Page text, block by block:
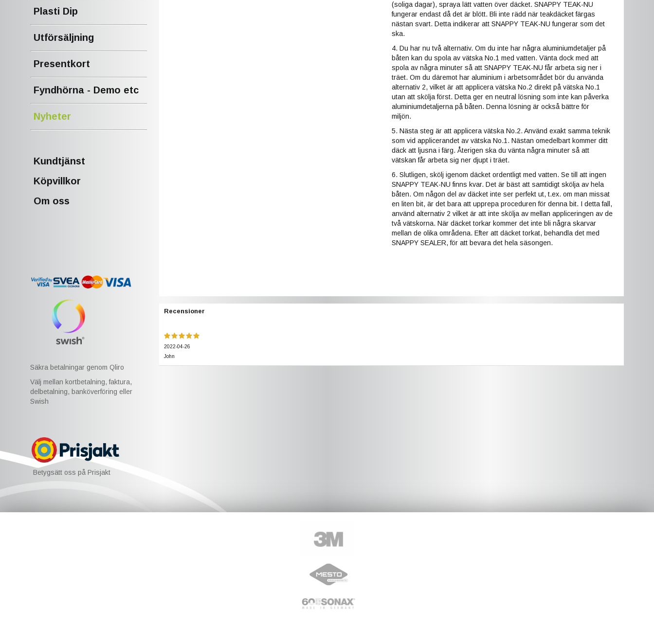
Plasti Dip
Utförsäljning
Presentkort
Fyndhörna - Demo etc
Nyheter
Kundtjänst
Köpvillkor
Om oss
Säkra betalningar genom Qliro
Välj mellan kortbetalning, faktura,
delbetalning, banköverföring eller
Swish
Betygsätt oss på Prisjakt
(soliga dagar), spraya lätt vatten över däcket. SNAPPY TEAK-NU
fungerar endast då det är blött. Bli inte rädd när teakdäcket färgas
nästan svart. Detta indikerar att SNAPPY TEAK-NU fungerar som det
ska.
4. Du har nu två alternativ. Om du inte har några aluminiumdetaljer på
båten kan du spola av vätska No.1 med vatten. Vänta dock med att
spola av några minuter så att SNAPPY TEAK-NU får arbeta sig ner i
träet. Om du däremot har aluminium i arbetsområdet bör du använda
alternativ 2, vilket är att applicera vätska No.2 direkt på vätska No.1
utan att skölja först. Detta ger en neutral lösning som inte kan påverka
aluminiumdetaljerna på båten. Denna lösning är också bättre för
miljön.
5. Nästa steg är att applicera vätska No.2. Använd exakt samma teknik
som vid applicerandet av vätska No.1. Nästan omedelbart kommer ditt
däck att ljusna i färg. Återigen ska du vänta några minuter så att
vätskan får arbeta sig ner djupt i träet.
6. Slutligen, skölj igenom däcket ordentligt med vatten. Se till att ingen
SNAPPY TEAK-NU finns kvar. Det är bäst att samtidigt skölja av hela
båten. Om någon del av däcket inte ser perfekt ut, t.ex. om man missat
en liten bit, är det bara att upprepa proceduren för denna bit. I detta fall,
använd alternativ 2 vilket är att inte skölja av mellan appliceringen av de
två vätskorna. När däcket torkar kommer det inte bli några skarvar
mellan de olika områdena. Efter att däcket torkat, behandla det med
SNAPPY SEALER, för att bevara det hela säsongen.
Recensioner
2022-04-26
John